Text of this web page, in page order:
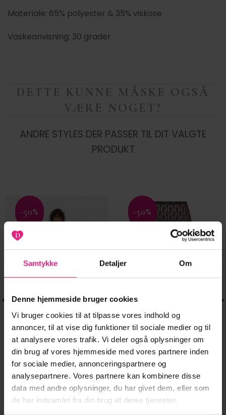
Samtykke Detaljer Om
Denne hjemmeside bruger cookies
Vi bruger cookies til at tilpasse vores indhold og
annoncer, til at vise dig funktioner til sociale medier og til
at analysere vores trafik. Vi deler også oplysninger om
din brug af vores hjemmeside med vores partnere inden
for sociale medier, annonceringspartnere og
analysepartnere. Vores partnere kan kombinere disse
data med andre oplysninger, du har givet dem, eller som
de har indsamlet fra din brug af deres tjenester.
Materiale: 65% polyester & 35% viskose
Vaskeanvisning: 30 grader
DETTE KUNNE MÅSKE OGSÅ
VÆRE NOGET?
ANDRE STYLES DER PASSER TIL DIT VALGTE
PRODUKT
-50%
Tilføj til
KJOLER
VMJENNIE SS
SHORT DENIM
DRESS NOOS.
299,95kr.
Den
oprindelige
pris
var:
150,00kr.Den
aktuelle
pris
er:
vare
har
flere
varianter.
-50%
Tilføj til
ønskeliste
NEDERDELE
ONLAYA LACE
LONG SKIRT JRS
NOOS
199,95
Den
100,00
Dette
vare
har
flere
varianter.